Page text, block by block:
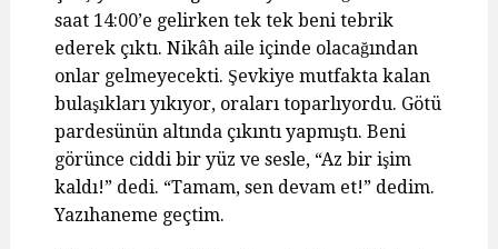
saat 14:00’e gelirken tek tek beni tebrik
ederek çıktı. Nikâh aile içinde olacağından
onlar gelmeyecekti. Şevkiye mutfakta kalan
bulaşıkları yıkıyor, oraları toparlıyordu. Götü
pardesünün altında çıkıntı yapmıştı. Beni
görünce ciddi bir yüz ve sesle, “Az bir işim
kaldı!” dedi. “Tamam, sen devam et!” dedim.
Yazıhaneme geçtim.